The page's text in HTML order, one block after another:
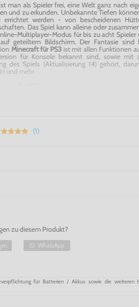
ist man als Spieler frei, eine Welt ganz nach
und zu erkunden. Unbekannte Tiefen
errichtet werden - von bescheidenen
Das Spiel kann alleine oder
Multiplayer-Modus für bis zu acht
geteiltem Bildschirm. Der Fantasie sind
Minecraftfür PS3 ist mit allen Funktionen
für Konsole bekannt sind, sowie mit
des Spiels (Aktualisierung 14) gehört,
und mehr.
(1)
zu diesem Produkt?
WhatsApp
für Batterien / Akkus sowie die weiteren